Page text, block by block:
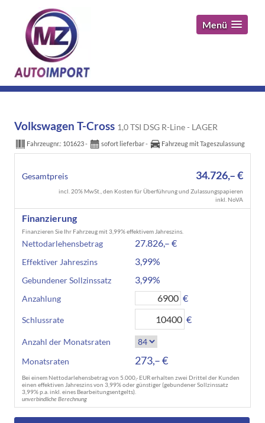
Menü
Volkswagen T-Cross 1,0 TSI DSG R-Line - LAGER
Fahrzeugnr.: 101623 sofort lieferbar Fahrzeug mit Tageszulassung
Gesamtpreis 34.726,– €
incl. 20% MwSt., den Kosten für Überführung und Zulassungspapieren
inkl. NoVA
Finanzierung
Finanzieren Sie Ihr Fahrzeug mit 3,99% effektivem Jahreszins.
Nettodarlehensbetrag 27.826,– €
Effektiver Jahreszins 3,99%
Gebundener Sollzinssatz 3,99%
Anzahlung €
Schlussrate €
Anzahl der Monatsraten
Monatsraten
273,– €
Bei einem Nettodarlehensbetrag von 5.000,- EUR erhalten zwei Drittel der Kunden
einen effektiven Jahreszins von 3,99% oder günstiger (gebundener Sollzinssatz
3,99% p.a. inkl. eines Bearbeitungsentgelts).
unverbindliche Berechnung